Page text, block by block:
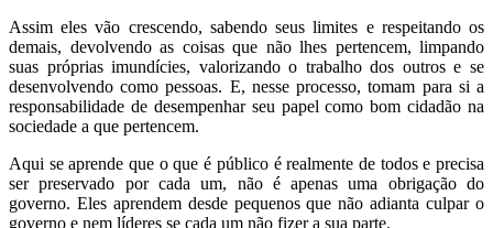
Assim eles vão crescendo, sabendo seus limites e respeitando os
demais, devolvendo as coisas que não lhes pertencem, limpando
suas próprias imundícies, valorizando o trabalho dos outros e se
desenvolvendo como pessoas. E, nesse processo, tomam para si a
responsabilidade de desempenhar seu papel como bom cidadão na
sociedade a que pertencem.
Aqui se aprende que o que é público é realmente de todos e precisa
ser preservado por cada um, não é apenas uma obrigação do
governo. Eles aprendem desde pequenos que não adianta culpar o
governo e nem líderes se cada um não fizer a sua parte.